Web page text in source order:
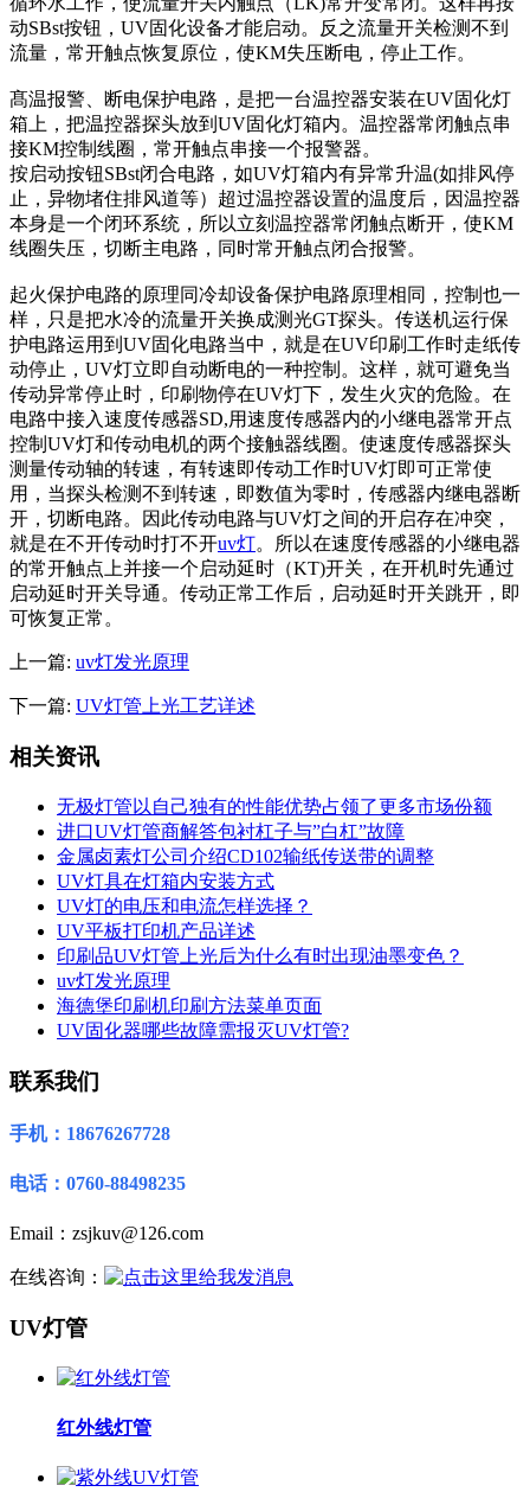
动SBst按钮，UV固化设备才能启动。反之流量开关检测不到
流量，常开触点恢复原位，使KM失压断电，停止工作。
髙温报警、断电保护电路，是把一台温控器安装在UV固化灯
箱上，把温控器探头放到UV固化灯箱内。温控器常闭触点串
接KM控制线圈，常开触点串接一个报警器。
按启动按钮SBst闭合电路，如UV灯箱内有异常升温(如排风停
止，异物堵住排风道等）超过温控器设置的温度后，因温控器
本身是一个闭环系统，所以立刻温控器常闭触点断开，使KM
线圈失压，切断主电路，同时常开触点闭合报警。
起火保护电路的原理同冷却设备保护电路原理相同，控制也一
样，只是把水冷的流量开关换成测光GT探头。传送机运行保
护电路运用到UV固化电路当中，就是在UV印刷工作时走纸传
动停止，UV灯立即自动断电的一种控制。这样，就可避免当
传动异常停止时，印刷物停在UV灯下，发生火灾的危险。在
电路中接入速度传感器SD,用速度传感器内的小继电器常开点
控制UV灯和传动电机的两个接触器线圈。使速度传感器探头
测量传动轴的转速，有转速即传动工作时UV灯即可正常使
用，当探头检测不到转速，即数值为零时，传感器内继电器断
开，切断电路。因此传动电路与UV灯之间的开启存在冲突，
就是在不开传动时打不开uv灯。所以在速度传感器的小继电器
的常开触点上并接一个启动延时（KT)开关，在开机时先通过
启动延时开关导通。传动正常工作后，启动延时开关跳开，即
可恢复正常。
上一篇: uv灯发光原理
下一篇: UV灯管上光工艺详述
相关资讯
无极灯管以自己独有的性能优势占领了更多市场份额
进口UV灯管商解答包衬杠子与”白杠”故障
金属卤素灯公司介绍CD102输纸传送带的调整
UV灯具在灯箱内安装方式
UV灯的电压和电流怎样选择？
UV平板打印机产品详述
印刷品UV灯管上光后为什么有时出现油墨变色？
uv灯发光原理
海德堡印刷机印刷方法菜单页面
UV固化器哪些故障需报灭UV灯管?
联系我们
手机：18676267728
电话：0760-88498235
Email：zsjkuv@126.com
在线咨询：
UV灯管
红外线灯管